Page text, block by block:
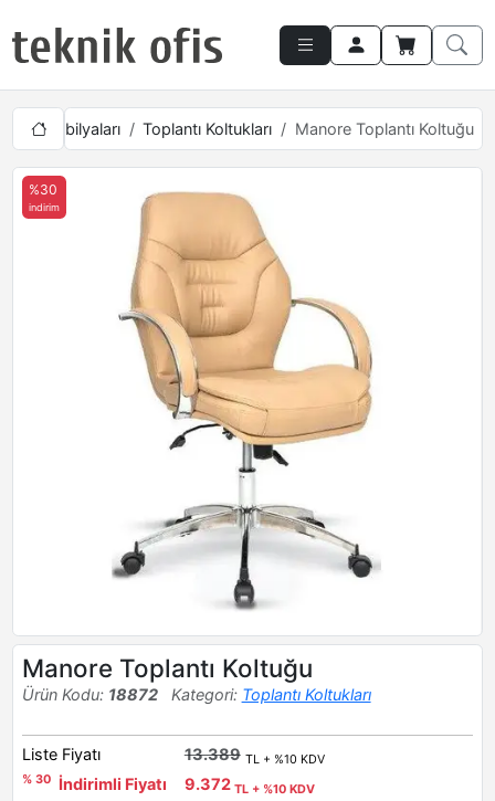
Mobilyaları Toplantı Koltukları Manore Toplantı Koltuğu
%30
indirim
Manore Toplantı Koltuğu
Ürün Kodu: 18872 Kategori: Toplantı Koltukları
Liste Fiyatı 13.389 TL + %10 KDV
% 30
İndirimli Fiyatı 9.372 TL + %10 KDV